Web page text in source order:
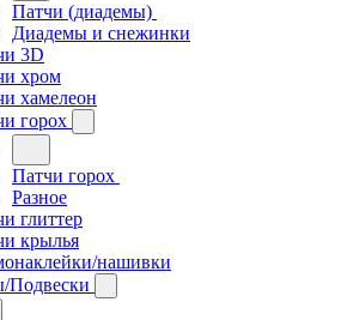
Патчи (диадемы)
Диадемы и снежинки
3D
хром
хамелеон
горох
Патчи горох
Разное
глиттер
крылья
нашивки
Подвески